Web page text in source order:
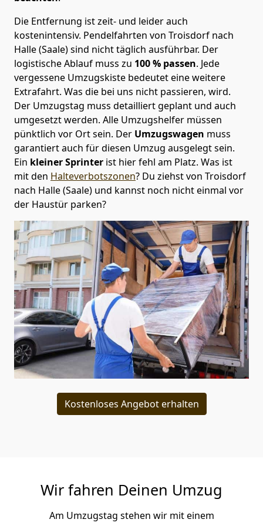
Die Entfernung ist zeit- und leider auch
kostenintensiv. Pendelfahrten von Troisdorf nach
Halle (Saale) sind nicht täglich ausführbar. Der
logistische Ablauf muss zu 100 % passen. Jede
vergessene Umzugskiste bedeutet eine weitere
Extrafahrt. Was die bei uns nicht passieren, wird.
Der Umzugstag muss detailliert geplant und auch
umgesetzt werden. Alle Umzugshelfer müssen
pünktlich vor Ort sein. Der Umzugswagen muss
garantiert auch für diesen Umzug ausgelegt sein.
Ein kleiner Sprinter ist hier fehl am Platz. Was ist
mit den Halteverbotszonen? Du ziehst von Troisdorf
nach Halle (Saale) und kannst noch nicht einmal vor
der Haustür parken?
Kostenloses Angebot erhalten
Wir fahren Deinen Umzug
Am Umzugstag stehen wir mit einem